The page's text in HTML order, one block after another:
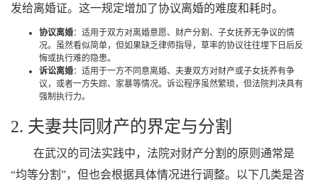
发给离婚证。这一规定增加了协议离婚的难度和耗时。
协议离婚：适用于双方对离婚意愿、财产分割、子女抚养无争议的情
况。虽然看似简单，但如果缺乏律师指导，草率的协议往往埋下日后反
悔或执行难的隐患。
诉讼离婚：适用于一方不同意离婚、夫妻双方对财产或子女抚养有争
议，或者一方失踪、家暴等情况。诉讼程序虽然繁琐，但法院判决具有
强制执行力。
2. 夫妻共同财产的界定与分割
在武汉的司法实践中，法院对财产分割的原则通常是
“均等分割”，但也会根据具体情况进行调整。以下几类是咨